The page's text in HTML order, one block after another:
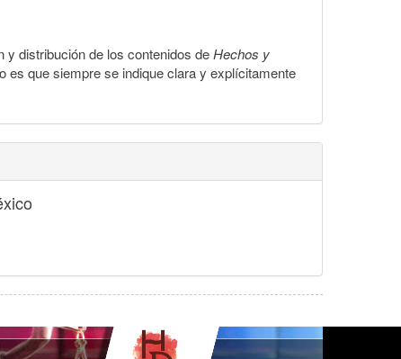
y distribución de los contenidos deHechos y
es que siempre se indique clara y explícitamente